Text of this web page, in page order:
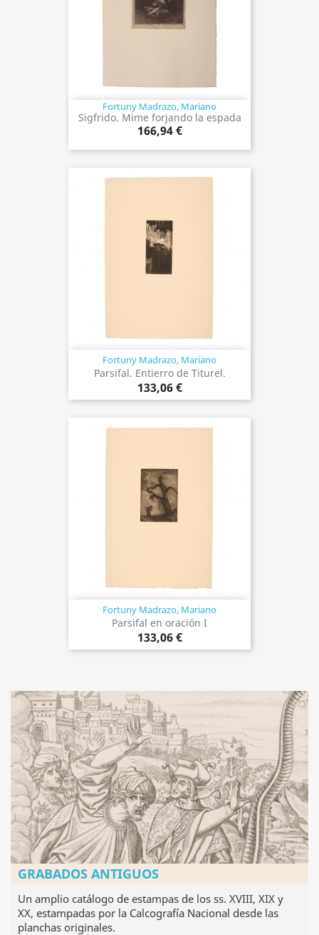
Fortuny Madrazo, Mariano
Sigfrido. Mime forjando la espada
166,94 €
Fortuny Madrazo, Mariano
Parsifal. Entierro de Titurel.
133,06 €
Fortuny Madrazo, Mariano
Parsifal en oración I
133,06 €
GRABADOS ANTIGUOS
Un amplio catálogo de estampas de los ss. XVIII, XIX y
XX, estampadas por la Calcografía Nacional desde las
planchas originales.